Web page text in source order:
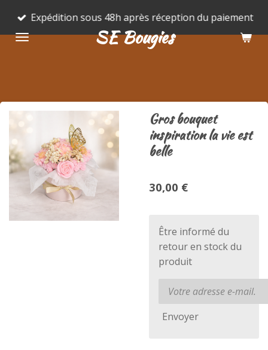
Passer
contenu
SE Bougies
Expédition sous 48h après réception du paiement
Gros bouquet
inspiration la vie est
belle
30,00 €
Être informé du
retour en stock du
produit
Envoyer